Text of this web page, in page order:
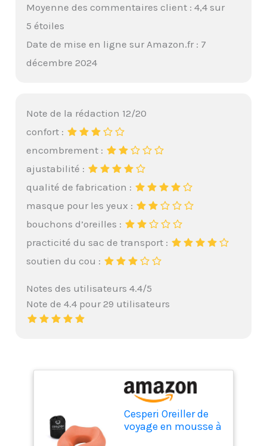
Moyenne des commentaires client : 4,4 sur
5 étoiles
Date de mise en ligne sur Amazon.fr : 7
décembre 2024
Note de la rédaction 12/20
confort :
encombrement :
ajustabilité :
qualité de fabrication :
masque pour les yeux :
bouchons d’oreilles :
practicité du sac de transport :
soutien du cou :
Notes des utilisateurs 4.4/5
Note de 4.4 pour 29 utilisateurs
Cesperi Oreiller de
voyage en mousse à